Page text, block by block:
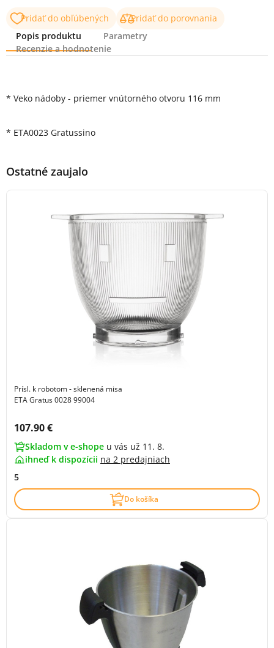
Pridať do obľúbených
Pridať do porovnania
Popis produktu
Parametry
Recenzie a hodnotenie
* Veko nádoby - priemer vnútorného otvoru 116 mm
* ETA0023 Gratussino
Ostatné zaujalo
Prísl. k robotom - sklenená misa
ETA Gratus 0028 99004
Cena s DPH:
107.90 €
Skladom v e-shope u vás už 11. 8.
ihneď k dispozícii na 2 predajniach
5
Do košíka